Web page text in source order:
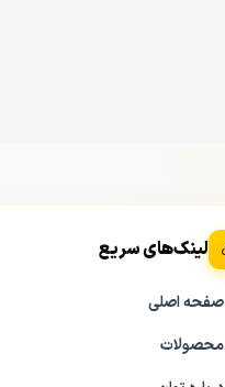
لینک‌های سریع
صفحه اصلی
محصولات